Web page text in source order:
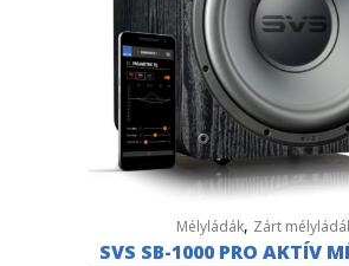
Mélyládák, Zárt
SVS SB-1000 PRO AKTÍV